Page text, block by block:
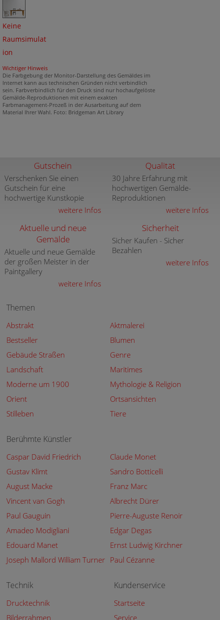
Keine
Raumsimulat
ion
Wichtiger Hinweis
Die Farbgebung der Monitor-Darstellung des Gemäldes im
Internet kann aus technischen Gründen nicht verbindlich
sein. Farbverbindlich für den Druck sind nur hochaufgelöste
Gemälde-Reproduktionen mit einem exakten
Farbmanagement-Prozeß in der Ausarbeitung auf dem
Material Ihrer Wahl. Foto: Bridgeman Art Library
Gutschein
Verschenken Sie einen
Gutschein für eine
hochwertige Kunstkopie
weitere Infos
Qualität
30 Jahre Erfahrung mit
hochwertigen Gemälde-
Reproduktionen
weitere Infos
Aktuelle und neue
Gemälde
Aktuelle und neue Gemälde
der großen Meister in der
Paintgallery
weitere Infos
Sicherheit
Sicher Kaufen - Sicher
Bezahlen
weitere Infos
Themen
Abstrakt
Aktmalerei
Bestseller
Blumen
Gebäude Straßen
Genre
Landschaft
Maritimes
Moderne um 1900
Mythologie & Religion
Orient
Ortsansichten
Stilleben
Tiere
Berühmte Künstler
Caspar David Friedrich
Claude Monet
Gustav Klimt
Sandro Botticelli
August Macke
Franz Marc
Vincent van Gogh
Albrecht Dürer
Paul Gauguin
Pierre-Auguste Renoir
Amadeo Modigliani
Edgar Degas
Edouard Manet
Ernst Ludwig Kirchner
Joseph Mallord William Turner Paul Cézanne
Technik
Drucktechnik
Bilderrahmen
Kundenservice
Startseite
Service